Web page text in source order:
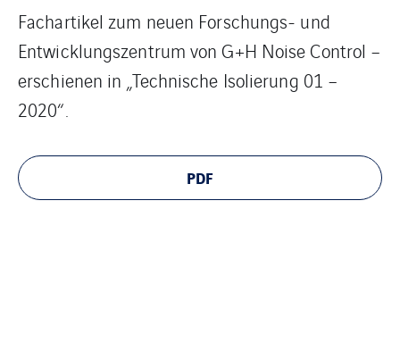
Fachartikel zum neuen Forschungs- und
Entwicklungszentrum von G+H Noise Control –
erschienen in „Technische Isolierung 01 –
2020“.
PDF